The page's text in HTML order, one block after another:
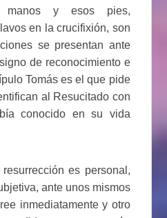
manos y esos pies,
en la crucifixión, son
se presentan ante
de reconocimiento e
Tomás es el que pide
al Resucitado con
conocido en su vida
es personal,
ante unos mismos
inmediatamente y otro